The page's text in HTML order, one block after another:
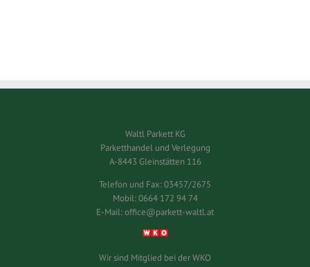
Waltl Parkett KG
Parketthandel und Verlegung
A-8443 Gleinstätten 116
Telefon und Fax:03457/2675
Mobil:0664 172 94 74
E-Mail:office@parkett-waltl.at
Wir sind Mitglied bei der WKO